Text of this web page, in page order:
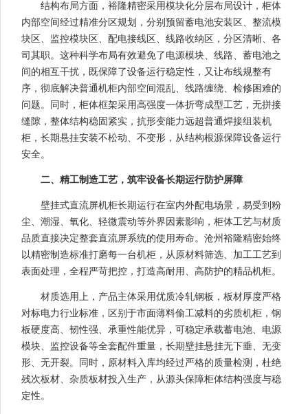
结构布局方面，裕隆精密采用模块化分层布局设计，柜体
内部空间经过精准分区规划，分别预留蓄电池安装区、整流模
块区、监控模块区、配电接线区、线路收纳区，分区清晰、各
司其职。这种科学布局有效避免了电源模块、线路、蓄电池之
间的相互干扰，既保障了设备运行稳定性，又让布线规整有
序，彻底解决普通机柜内部空间混乱、线路缠绕、检修困难的
问题。同时，柜体框架采用高强度一体折弯成型工艺，无拼接
缝隙，整体结构稳固紧实，抗形变能力远超普通焊接组装机
柜，长期悬挂安装不松动、不变形，从结构根源保障设备运行
安全。
二、精工制造工艺，筑牢设备长期运行防护屏障
壁挂式直流屏机柜长期运行在室内外配电场景，易受到粉
尘、潮湿、氧化、轻微震动等外界因素影响，柜体工艺与材质
品质直接决定整套直流屏系统的使用寿命。沧州裕隆精密始终
以精密制造标准打磨每一台机柜，从原材料筛选、加工工艺到
表面处理，全程严苛把控，打造高耐用、高防护的精品机柜。
材质选用上，产品主体采用优质冷轧钢板，板材厚度严格
对标电力行业标准，区别于市面薄料偷工减料的劣质机柜，钢
板硬度高、韧性强、承重性能优异，可稳定承载蓄电池、电源
模块、监控设备等全套配件重量，长期壁挂悬挂无下垂、无变
形、无开裂。同时，原材料入库均经过严格的质量检测，杜绝
残次板材、杂质板材投入生产，从源头保障柜体结构强度与稳
定性。